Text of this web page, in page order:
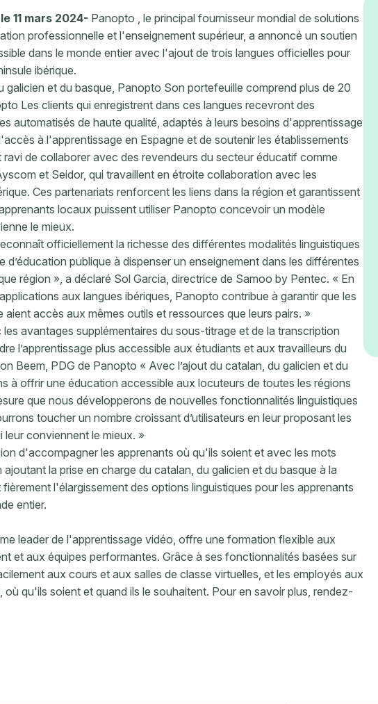
11 mars 2024- Panopto , le principal fournisseur mondial de solutions
professionnelle et l'enseignement supérieur, a annoncé un soutien
dans le monde entier avec l'ajout de trois langues officielles pour
ibérique.
galicien et du basque, Panopto Son portefeuille comprend plus de 20
Les clients qui enregistrent dans ces langues recevront des
automatisés de haute qualité, adaptés à leurs besoins d'apprentissage
à l'apprentissage en Espagne et de soutenir les établissements
de collaborer avec des revendeurs du secteur éducatif comme
et Seidor, qui travaillent en étroite collaboration avec les
Ces partenariats renforcent les liens dans la région et garantissent
locaux puissent utiliser Panopto concevoir un modèle
le mieux.
officiellement la richesse des différentes modalités linguistiques
publique à dispenser un enseignement dans les différentes
région », a déclaré Sol Garcia, directrice de Samoo by Pentec. « En
aux langues ibériques, Panopto contribue à garantir que les
aient accès aux mêmes outils et ressources que leurs pairs. »
avantages supplémentaires du sous-titrage et de la transcription
l’apprentissage plus accessible aux étudiants et aux travailleurs du
Beem, PDG de Panopto « Avec l’ajout du catalan, du galicien et du
à offrir une éducation accessible aux locuteurs de toutes les régions
que nous développerons de nouvelles fonctionnalités linguistiques
toucher un nombre croissant d’utilisateurs en leur proposant les
leur conviennent le mieux. »
d'accompagner les apprenants où qu'ils soient et avec les mots
la prise en charge du catalan, du galicien et du basque à la
l'élargissement des options linguistiques pour les apprenants
entier.
leader de l'apprentissage vidéo, offre une formation flexible aux
et aux équipes performantes. Grâce à ses fonctionnalités basées sur
aux cours et aux salles de classe virtuelles, et les employés aux
qu'ils soient et quand ils le souhaitent. Pour en savoir plus, rendez-